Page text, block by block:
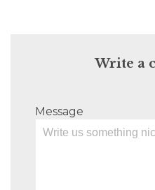
Write a
Message